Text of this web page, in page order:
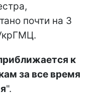
почти на 3
к
за все время
".